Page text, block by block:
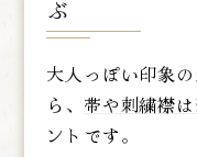
ぶ
大人っぽい印象
ら、 帯や刺繍襟
ントです。